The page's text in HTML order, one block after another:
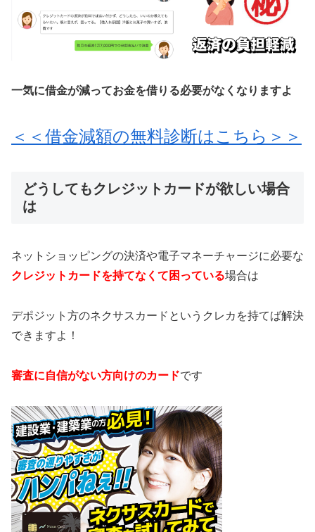
一気に借金が減ってお金を借りる必要がなくなりますよ
＜＜借金減額の無料診断はこちら＞＞
どうしてもクレジットカードが欲しい場合
は
ネットショッピングの決済や電子マネーチャージに必要な
クレジットカードを持てなくて困っている場合は
デポジット方のネクサスカードというクレカを持てば解決
できますよ！
審査に自信がない方向けのカードです